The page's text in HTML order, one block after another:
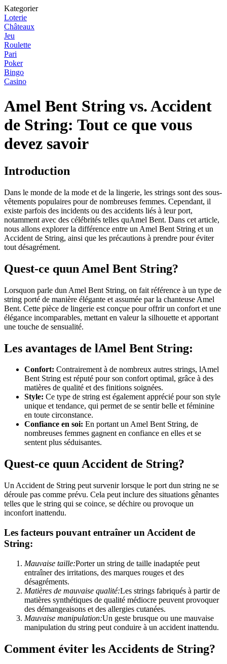
Kategorier
Loterie
Châteaux
Jeu
Roulette
Pari
Poker
Bingo
Casino
Amel Bent String vs. Accident
de String: Tout ce que vous
devez savoir
Introduction
Dans le monde de la mode et de la lingerie, les strings sont des sous-
vêtements populaires pour de nombreuses femmes. Cependant, il
existe parfois des incidents ou des accidents liés à leur port,
notamment avec des célébrités telles quAmel Bent. Dans cet article,
nous allons explorer la différence entre un Amel Bent String et un
Accident de String, ainsi que les précautions à prendre pour éviter
tout désagrément.
Quest-ce quun Amel Bent String?
Lorsquon parle dun Amel Bent String, on fait référence à un type de
string porté de manière élégante et assumée par la chanteuse Amel
Bent. Cette pièce de lingerie est conçue pour offrir un confort et une
élégance incomparables, mettant en valeur la silhouette et apportant
une touche de sensualité.
Les avantages de lAmel Bent String:
Confort: Contrairement à de nombreux autres strings, lAmel
Bent String est réputé pour son confort optimal, grâce à des
matières de qualité et des finitions soignées.
Style: Ce type de string est également apprécié pour son style
unique et tendance, qui permet de se sentir belle et féminine
en toute circonstance.
Confiance en soi: En portant un Amel Bent String, de
nombreuses femmes gagnent en confiance en elles et se
sentent plus séduisantes.
Quest-ce quun Accident de String?
Un Accident de String peut survenir lorsque le port dun string ne se
déroule pas comme prévu. Cela peut inclure des situations gênantes
telles que le string qui se coince, se déchire ou provoque un
inconfort inattendu.
Les facteurs pouvant entraîner un Accident de
String:
Mauvaise taille:Porter un string de taille inadaptée peut
entraîner des irritations, des marques rouges et des
désagréments.
Matières de mauvaise qualité:Les strings fabriqués à partir de
matières synthétiques de qualité médiocre peuvent provoquer
des démangeaisons et des allergies cutanées.
Mauvaise manipulation:Un geste brusque ou une mauvaise
manipulation du string peut conduire à un accident inattendu.
Comment éviter les Accidents de String?